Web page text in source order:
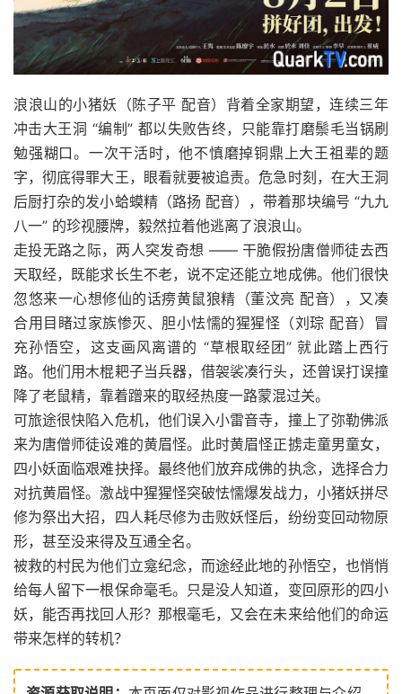
浪浪山的小猪妖（陈子平 配音）背着全家期望，连续三年
冲击大王洞 “编制” 都以失败告终，只能靠打磨鬃毛当锅刷
勉强糊口。一次干活时，他不慎磨掉铜鼎上大王祖辈的题
字，彻底得罪大王，眼看就要被追责。危急时刻，在大王洞
后厨打杂的发小蛤蟆精（路扬 配音），带着那块编号 “九九
八一” 的珍视腰牌，毅然拉着他逃离了浪浪山。
走投无路之际，两人突发奇想 —— 干脆假扮唐僧师徒去西
天取经，既能求长生不老，说不定还能立地成佛。他们很快
忽悠来一心想修仙的话痨黄鼠狼精（董汶亮 配音），又凑
合用目睹过家族惨灭、胆小怯懦的猩猩怪（刘琮 配音）冒
充孙悟空，这支画风离谱的 “草根取经团” 就此踏上西行
路。他们用木棍耙子当兵器，借袈裟凑行头，还曾误打误撞
降了老鼠精，靠着蹭来的取经热度一路蒙混过关。
可旅途很快陷入危机，他们误入小雷音寺，撞上了弥勒佛派
来为唐僧师徒设难的黄眉怪。此时黄眉怪正掳走童男童女，
四小妖面临艰难抉择。最终他们放弃成佛的执念，选择合力
对抗黄眉怪。激战中猩猩怪突破怯懦爆发战力，小猪妖拼尽
修为祭出大招，四人耗尽修为击败妖怪后，纷纷变回动物原
形，甚至没来得及互通全名。
被救的村民为他们立龛纪念，而途经此地的孙悟空，也悄悄
给每人留下一根保命毫毛。只是没人知道，变回原形的四小
妖，能否再找回人形？那根毫毛，又会在未来给他们的命运
带来怎样的转机？